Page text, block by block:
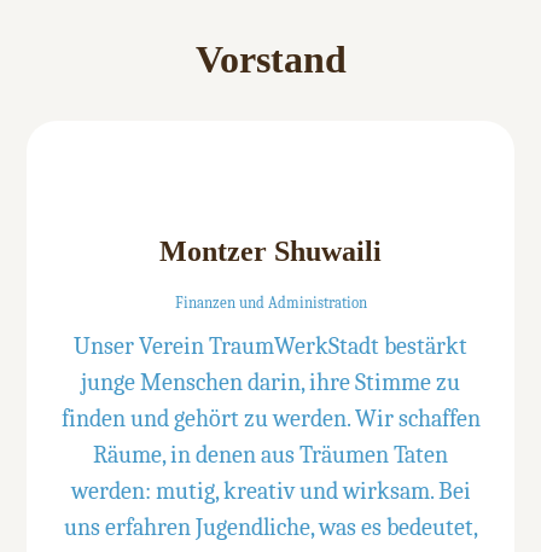
Vorstand
Montzer Shuwaili
Finanzen und Administration
Unser Verein TraumWerkStadt bestärkt
junge Menschen darin, ihre Stimme zu
finden und gehört zu werden. Wir schaffen
Räume, in denen aus Träumen Taten
werden: mutig, kreativ und wirksam. Bei
uns erfahren Jugendliche, was es bedeutet,